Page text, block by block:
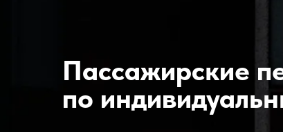
Пассажирские
по